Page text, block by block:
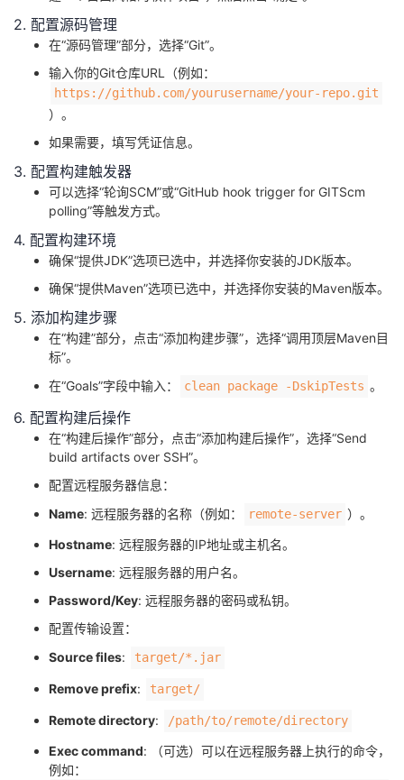
2. 配置源码管理
在“源码管理”部分，选择“Git”。
输入你的Git仓库URL（例如：​
​https://github.com/yourusername/your-repo.git​
）。
如果需要，填写凭证信息。
3. 配置构建触发器
可以选择“轮询SCM”或“GitHub hook trigger for GITScm
polling”等触发方式。
4. 配置构建环境
确保“提供JDK”选项已选中，并选择你安装的JDK版本。
确保“提供Maven”选项已选中，并选择你安装的Maven版本。
5. 添加构建步骤
在“构建”部分，点击“添加构建步骤”，选择“调用顶层Maven目
标”。
在“Goals”字段中输入：​
​clean package -DskipTests​ ​。
6. 配置构建后操作
在“构建后操作”部分，点击“添加构建后操作”，选择“Send
build artifacts over SSH”。
配置远程服务器信息：
Name: 远程服务器的名称（例如：​ ​remote-server​ ​）。
Hostname: 远程服务器的IP地址或主机名。
Username: 远程服务器的用户名。
Password/Key: 远程服务器的密码或私钥。
配置传输设置：
Source files: ​ ​target/*.jar​
Remove prefix: ​ ​target/​
Remote directory: ​ ​/path/to/remote/directory​
Exec command: （可选）可以在远程服务器上执行的命令，
例如：​